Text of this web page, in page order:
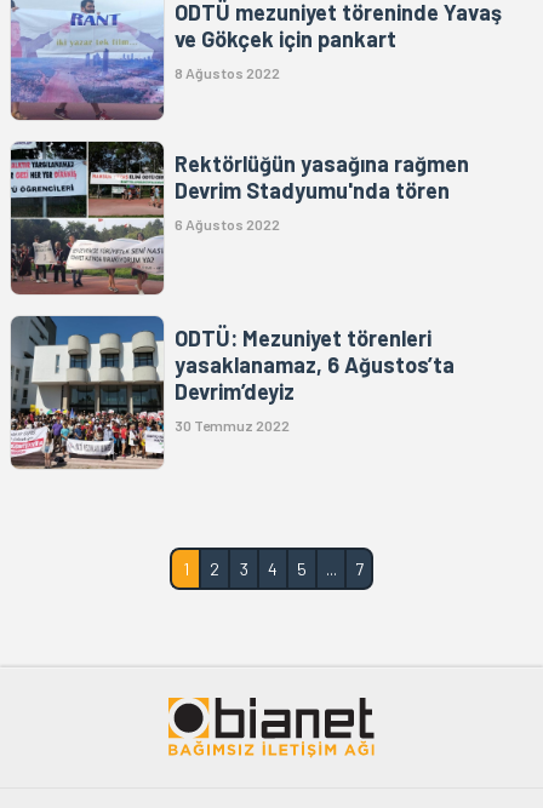
ODTÜ mezuniyet töreninde Yavaş
ve Gökçek için pankart
8 Ağustos 2022
Rektörlüğün yasağına rağmen
Devrim Stadyumu'nda tören
6 Ağustos 2022
ODTÜ: Mezuniyet törenleri
yasaklanamaz, 6 Ağustos’ta
Devrim’deyiz
30 Temmuz 2022
1 2 3 4 5 ... 7